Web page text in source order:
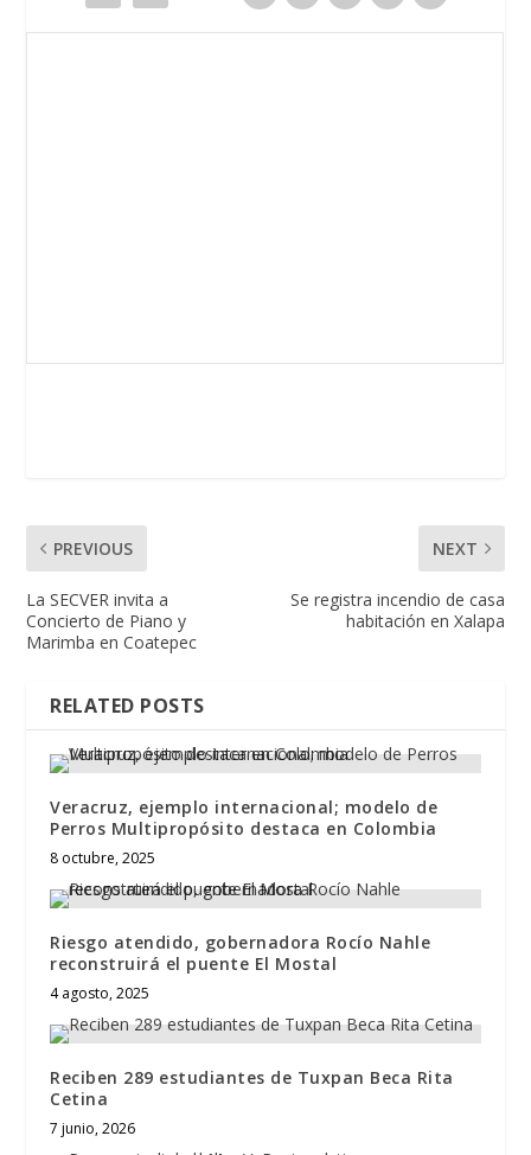
PREVIOUS
La SECVER invita a
Concierto de Piano y
Marimba en Coatepec
NEXT
Se registra incendio de casa
habitación en Xalapa
RELATED POSTS
Veracruz, ejemplo internacional; modelo de
Perros Multipropósito destaca en Colombia
8 octubre, 2025
Riesgo atendido, gobernadora Rocío Nahle
reconstruirá el puente El Mostal
4 agosto, 2025
Reciben 289 estudiantes de Tuxpan Beca Rita
Cetina
7 junio, 2026